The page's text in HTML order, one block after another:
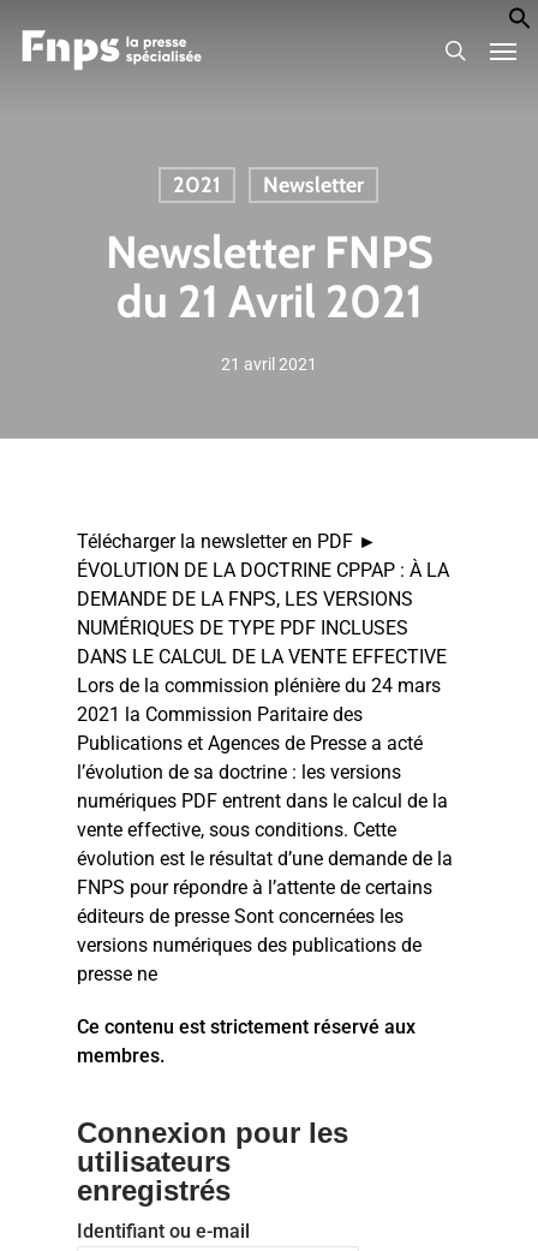
search
2021 Newsletter
Newsletter FNPS
du 21 Avril 2021
21 avril 2021
Télécharger la newsletter en PDF ►
ÉVOLUTION DE LA DOCTRINE CPPAP : À LA
DEMANDE DE LA FNPS, LES VERSIONS
NUMÉRIQUES DE TYPE PDF INCLUSES
DANS LE CALCUL DE LA VENTE EFFECTIVE
Lors de la commission plénière du 24 mars
2021 la Commission Paritaire des
Publications et Agences de Presse a acté
l’évolution de sa doctrine : les versions
numériques PDF entrent dans le calcul de la
vente effective, sous conditions. Cette
évolution est le résultat d’une demande de la
FNPS pour répondre à l’attente de certains
éditeurs de presse Sont concernées les
versions numériques des publications de
presse ne
Ce contenu est strictement réservé aux
membres.
Connexion pour les
utilisateurs
enregistrés
Identifiant ou e-mail